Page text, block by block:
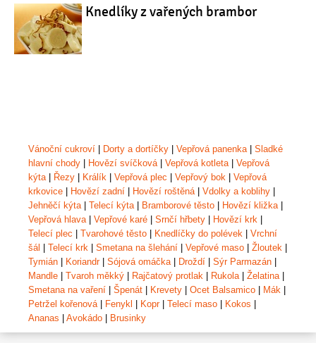
Knedlíky z vařených brambor
Vánoční cukroví Dorty a dortíčky Vepřová panenka| Sladké
hlavní chody
Hovězí svíčková| Vepřová kotleta| Vepřová
kýta| Řezy Králík Vepřová plec Vepřový bok
Vepřová
krkovice
Hovězí zadní Hovězí roštěná| Vdolky a koblihy
Jehněčí kýta| Telecí kýta| Bramborové těsto Hovězí kližka|
Vepřová hlava| Vepřové karé Srnčí hřbety Hovězí krk
Telecí plec
Tvarohové těsto Knedlíčky do polévek
Vrchní
šál
Telecí krk Smetana na šlehání Vepřové maso Žloutek
Tymián
Koriandr| Sójová omáčka| Droždí Sýr Parmazán
Mandle
Tvaroh měkký Rajčatový protlak Rukola| Želatina|
Smetana na vaření
Špenát Krevety Ocet Balsamico Mák
Petržel kořenová| Fenykl Kopr| Telecí maso Kokos
Ananas
Avokádo Brusinky